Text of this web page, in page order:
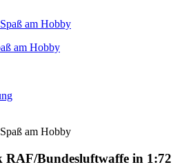
am Hobby
RAF/Bundesluftwaffe in 1:72